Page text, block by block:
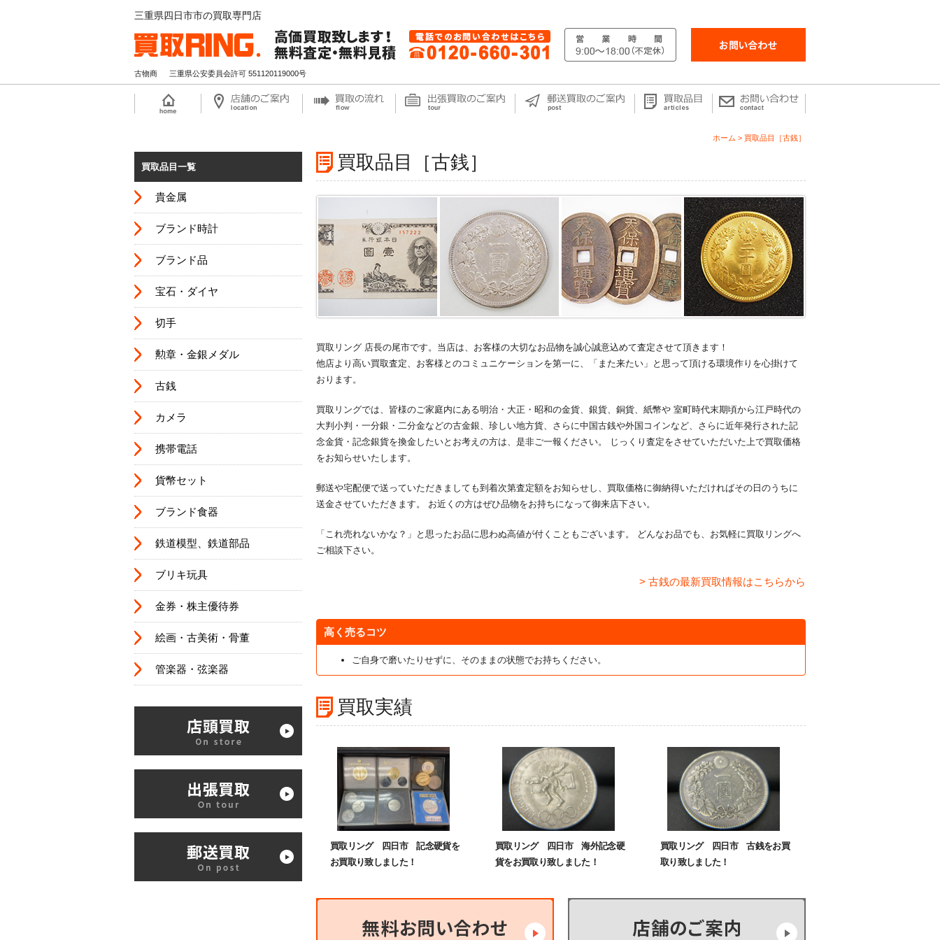
三重県四日市市の買取専門店
古物商 三重県公安委員会許可 551120119000号
ホーム 買取品目［古銭］
買取品目［古銭］
買取リング 店長の尾市です。当店は、お客様の大切なお品物を誠心誠意込めて査定させて頂きます！
他店より高い買取査定、お客様とのコミュニケーションを第一に、「また来たい」と思って頂ける環境作りを心掛けて
おります。
買取リングでは、皆様のご家庭内にある明治・大正・昭和の金貨、銀貨、銅貨、紙幣や 室町時代末期頃から江戸時代の
大判小判・一分銀・二分金などの古金銀、珍しい地方貨、さらに中国古銭や外国コインなど、さらに近年発行された記
念金貨・記念銀貨を換金したいとお考えの方は、是非ご一報ください。 じっくり査定をさせていただいた上で買取価格
をお知らせいたします。
郵送や宅配便で送っていただきましても到着次第査定額をお知らせし、買取価格に御納得いただければその日のうちに
送金させていただきます。 お近くの方はぜひ品物をお持ちになって御来店下さい。
「これ売れないかな？」と思ったお品に思わぬ高値が付くこともございます。 どんなお品でも、お気軽に買取リングへ
ご相談下さい。
> 古銭の最新買取情報はこちらから
高く売るコツ
ご自身で磨いたりせずに、そのままの状態でお持ちください。
買取実績
買取リング 四日市 記念硬貨を
お買取り致しました！
買取リング 四日市 海外記念硬
貨をお買取り致しました！
買取リング 四日市 古銭をお買
取り致しました！
買取品目一覧
貴金属
ブランド時計
ブランド品
宝石・ダイヤ
切手
勲章・金銀メダル
古銭
カメラ
携帯電話
貨幣セット
ブランド食器
鉄道模型、鉄道部品
ブリキ玩具
金券・株主優待券
絵画・古美術・骨董
管楽器・弦楽器